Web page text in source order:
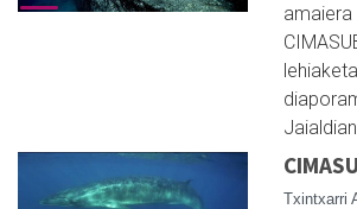
Txintxarri